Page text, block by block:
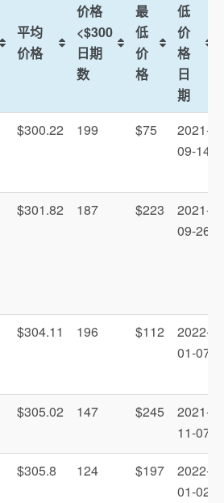
平均
价格
价格
<$300
日期
数
最
低
价
格
低
价
格
日
期
$300.22 199 $75
2021-
09-14
$301.82 187 $223
2021-
09-26
$304.11 196 $112
2022-
01-07
$305.02 147 $245
2021-
11-07
$305.8 124 $197
2022-
01-02